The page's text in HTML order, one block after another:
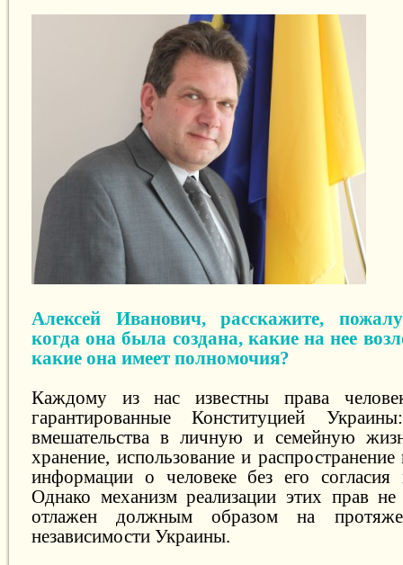
Алексей Иванович, расскажите,
когда она была создана, какие на нее
какие она имеет полномочия?
Каждому из нас известны права
гарантированные Конституцией
вмешательства в личную и семейную
хранение, использование и
информации о человеке без его
Однако механизм реализации этих прав
отлажен должным образом на
независимости Украины.